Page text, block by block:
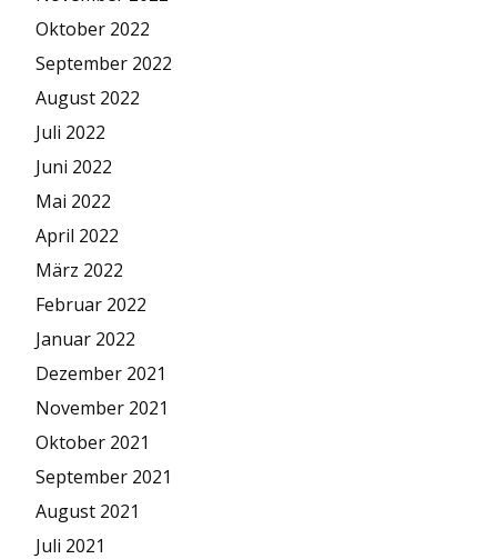
Oktober 2022
September 2022
August 2022
Juli 2022
Juni 2022
Mai 2022
April 2022
März 2022
Februar 2022
Januar 2022
Dezember 2021
November 2021
Oktober 2021
September 2021
August 2021
Juli 2021